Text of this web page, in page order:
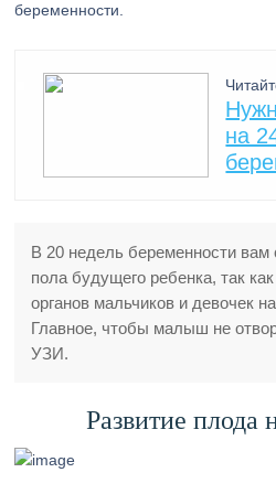
беременности.
на
В 20 недель беременности вам
пола будущего ребенка, так
органов мальчиков и девочек
Главное, чтобы малыш не
УЗИ.
Развитие плода